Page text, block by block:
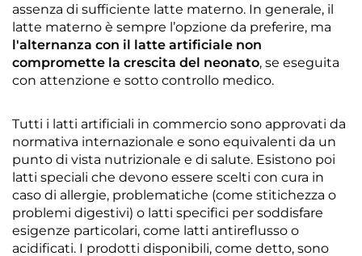
assenza di sufficiente latte materno. In generale, il
latte materno è sempre l’opzione da preferire, ma
l'alternanza con il latte artificiale non
compromette la crescita del neonato, se eseguita
con attenzione e sotto controllo medico.
Tutti i latti artificiali in commercio sono approvati da
normativa internazionale e sono equivalenti da un
punto di vista nutrizionale e di salute. Esistono poi
latti speciali che devono essere scelti con cura in
caso di allergie, problematiche (come stitichezza o
problemi digestivi) o latti specifici per soddisfare
esigenze particolari, come latti antireflusso o
acidificati. I prodotti disponibili, come detto, sono